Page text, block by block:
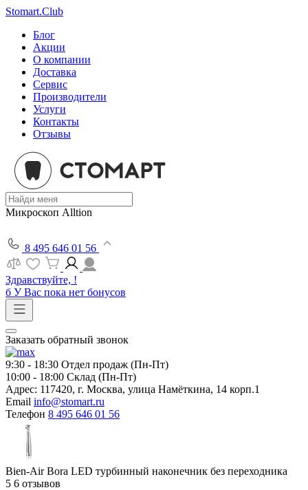
Stomart.Club
Блог
Акции
О компании
Доставка
Сервис
Производители
Услуги
Контакты
Отзывы
Микроскоп Alltion
8 495 646 01 56
Здравствуйте, !
б У Вас пока нет бонусов
Заказать обратный звонок
9:30 - 18:30 Отдел продаж (Пн-Пт)
10:00 - 18:00 Склад (Пн-Пт)
Адрес: 117420, г. Москва, улица Намёткина, 14 корп.1
Email info@stomart.ru
Телефон 8 495 646 01 56
Bien-Air Bora LED турбинный наконечник без переходника
5 6 отзывов